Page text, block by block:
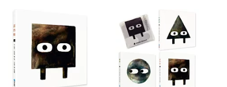
Pennypacker(12)
Timberlake(12)
Walker Books Ltd.(29)
親子天下(11)